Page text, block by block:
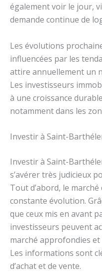
également voir le jour,
demande continue de
Les évolutions
influencées par les
attire annuellement un
Les investisseurs
à une croissance
notamment dans les
Investir à Saint-
Investir à Saint-
s’avérer très judicieux
Tout d’abord, le
constante évolution.
que ceux mis en avant
investisseurs peuvent
marché approfondies
Les informations sont
d’achat et de vente.